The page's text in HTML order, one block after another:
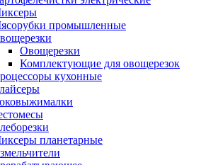
промышленные
Овощерезки
Комплектующие для овощерезок
кухонные
планетарные